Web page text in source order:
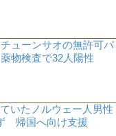
ューンサオの無許可パ
物検査で32人陽性
いたノルウェー人男性
帰国へ向け支援